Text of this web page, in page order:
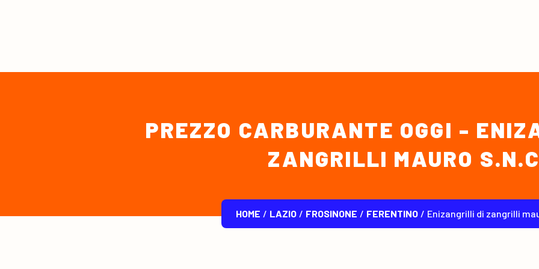
PREZZO CARBURANTE OGGI -
ZANGRILLI MAURO S.N.C
HOME / LAZIO / FROSINONE / FERENTINO / enizangrilli di zangrilli